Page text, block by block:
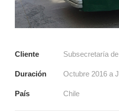
Cliente Subsecretaría
Duración Octubre 2016 a
País Chile